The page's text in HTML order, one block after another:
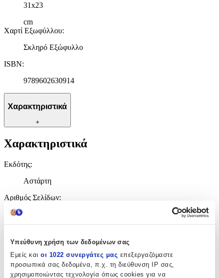
Υπεύθυνη χρήση των δεδομένων σας
Εμείς και οι 1022 συνεργάτες μας επεξεργαζόμαστε
προσωπικά σας δεδομένα, π.χ. τη διεύθυνση IP σας,
χρησιμοποιώντας τεχνολογία όπως cookies για να
31x23
cm
Χαρτί Εξωφύλλου:
Σκληρό Εξώφυλλο
ISBN:
9789602630914
Χαρακτηριστικά
+
Χαρακτηριστικά
Εκδότης:
Αστάρτη
Αριθμός Σελίδων:
31x23
cm
Χαρτί Εξωφύλλου: